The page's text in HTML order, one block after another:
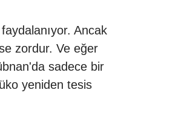
Ancak
zordur. Ve eğer
sadece bir
yeniden tesis